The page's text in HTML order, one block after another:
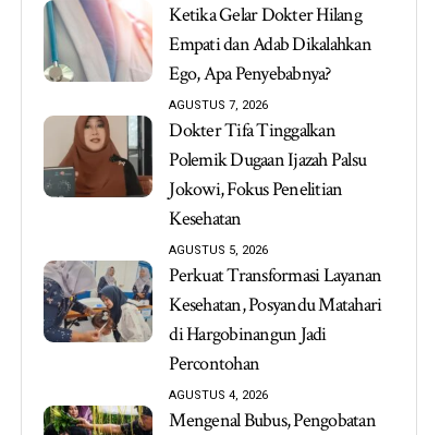
Ketika Gelar Dokter Hilang
Empati dan Adab Dikalahkan
Ego, Apa Penyebabnya?
AGUSTUS 7, 2026
Dokter Tifa Tinggalkan
Polemik Dugaan Ijazah Palsu
Jokowi, Fokus Penelitian
Kesehatan
AGUSTUS 5, 2026
Perkuat Transformasi Layanan
Kesehatan, Posyandu Matahari
di Hargobinangun Jadi
Percontohan
AGUSTUS 4, 2026
Mengenal Bubus, Pengobatan